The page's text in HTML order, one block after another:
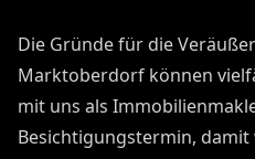
Die Gründe für die
Marktoberdorf können
mit uns als
Besichtigungstermin,